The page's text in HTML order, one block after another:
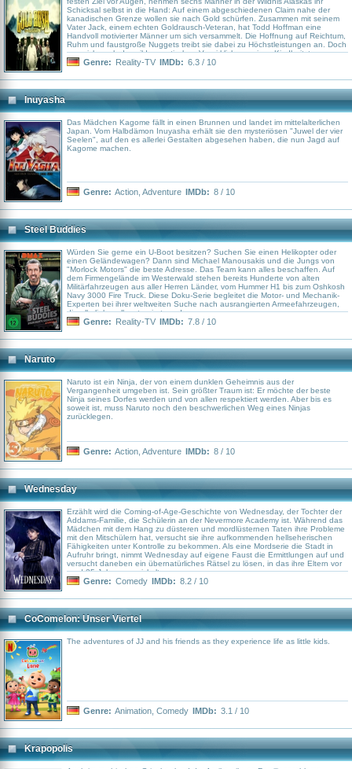
Schicksal selbst in die Hand: Auf einem abgeschiedenen Claim nahe der
kanadischen Grenze wollen sie nach Gold schürfen. Zusammen mit seinem
Vater Jack, einem echten Goldrausch-Veteran, hat Todd Hoffman eine
Handvoll motivierter Männer um sich versammelt. Die Hoffnung auf Reichtum,
Ruhm und faustgroße Nuggets treibt sie dabei zu Höchstleistungen an. Doch
was sich nach der wildromantischen Verwirklichung eines Kindheitstraums
anhört, ist knüppelharte Arbeit gepaart mit hohem Risiko: Wildlebende Bären,
in einer gottverlassenen Gegend.
Genre: Reality-TV IMDb: 6.3 / 10
Inuyasha
Das Mädchen Kagome fällt in einen Brunnen und landet im mittelalterlichen
Japan. Vom Halbdämon Inuyasha erhält sie den mysteriösen "Juwel der vier
Seelen", auf den es allerlei Gestalten abgesehen haben, die nun Jagd auf
Kagome machen.
Genre: Action Adventure IMDb: 8 / 10
Steel Buddies
Würden Sie gerne ein U-Boot besitzen? Suchen Sie einen Helikopter oder
einen Geländewagen? Dann sind Michael Manousakis und die Jungs von
"Morlock Motors" die beste Adresse. Das Team kann alles beschaffen. Auf
dem Firmengelände im Westerwald stehen bereits Hunderte von alten
Militärfahrzeugen aus aller Herren Länder, vom Hummer H1 bis zum Oshkosh
Navy 3000 Fire Truck. Diese Doku-Serie begleitet die Motor- und Mechanik-
Experten bei ihrer weltweiten Suche nach ausrangierten Armeefahrzeugen,
die alle liebevoll restauriert werden
Genre: Reality-TV IMDb: 7.8 / 10
Naruto
Naruto ist ein Ninja, der von einem dunklen Geheimnis aus der
Vergangenheit umgeben ist. Sein größter Traum ist: Er möchte der beste
Ninja seines Dorfes werden und von allen respektiert werden. Aber bis es
soweit ist, muss Naruto noch den beschwerlichen Weg eines Ninjas
zurücklegen.
Genre: Action Adventure IMDb: 8 / 10
Wednesday
Erzählt wird die Coming-of-Age-Geschichte von Wednesday, der Tochter der
Addams-Familie, die Schülerin an der Nevermore Academy ist. Während das
Mädchen mit dem Hang zu düsteren und mordlüsternen Taten ihre Probleme
mit den Mitschülern hat, versucht sie ihre aufkommenden hellseherischen
Fähigkeiten unter Kontrolle zu bekommen. Als eine Mordserie die Stadt in
Aufruhr bringt, nimmt Wednesday auf eigene Faust die Ermittlungen auf und
versucht daneben ein übernatürliches Rätsel zu lösen, in das ihre Eltern vor
rund 25 Jahren verwickelt waren.
Genre: Comedy IMDb: 8.2 / 10
CoComelon: Unser Viertel
The adventures of JJ and his friends as they experience life as little kids.
Genre: Animation Comedy IMDb: 3.1 / 10
Krapopolis